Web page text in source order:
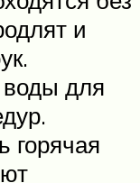
и
для
горячая